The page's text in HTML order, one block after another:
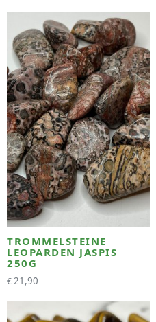
TROMMELSTEINE
LEOPARDEN JASPIS
250G
€21,90